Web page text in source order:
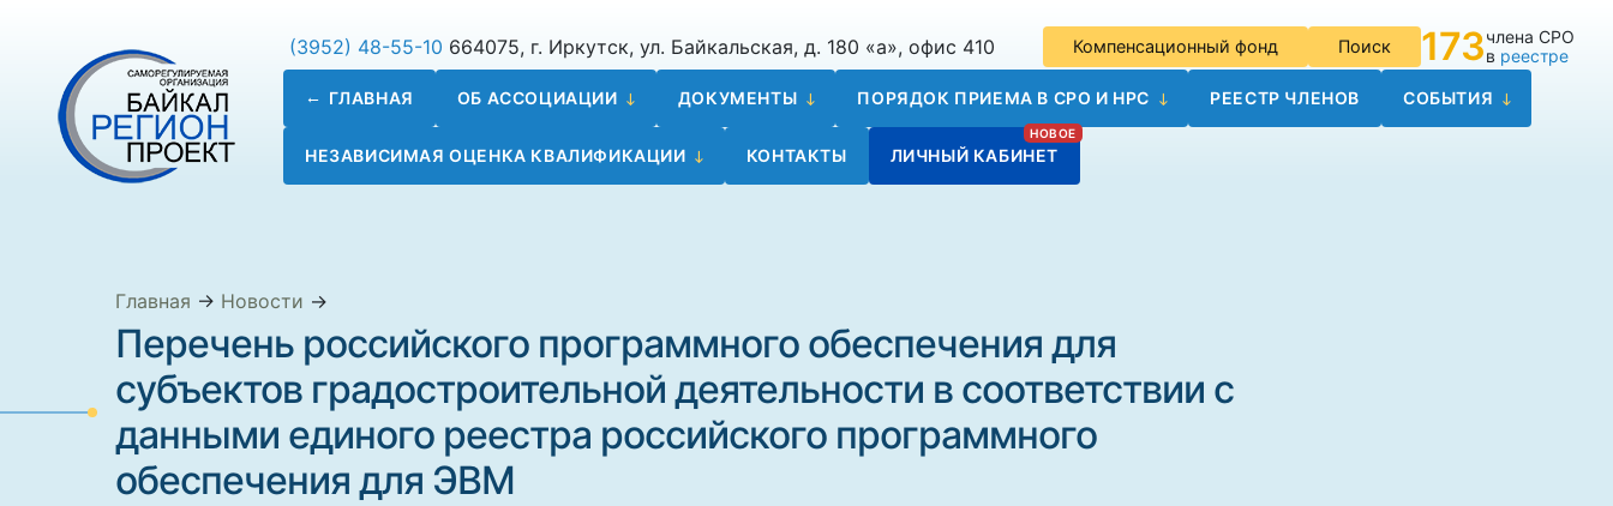
(3952) 48-55-10 664075, г. Иркутск, ул. Байкальская, д. 180 «а», офис 410 Компенсационный фонд Поиск 173члена СРО
в реестре
ГЛАВНАЯ ОБ АССОЦИАЦИИ ДОКУМЕНТЫ ПОРЯДОК ПРИЕМА В СРО И НРС РЕЕСТР ЧЛЕНОВ СОБЫТИЯ
НЕЗАВИСИМАЯ ОЦЕНКА КВАЛИФИКАЦИИ КОНТАКТЫ ЛИЧНЫЙ КАБИНЕТ
Главная → Новости →
Перечень российского программного обеспечения для
субъектов градостроительной деятельности в соответствии с
данными единого реестра российского программного
обеспечения для ЭВМ